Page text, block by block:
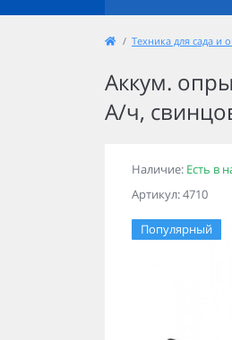
Техника для сада и
Аккум.
А/ч,
Наличие: Есть в
Артикул: 4710
Популярный